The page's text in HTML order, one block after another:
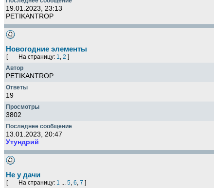
19.01.2023, 23:13
PETIKANTROP
Новогодние элементы
[ На страницу: 1, 2 ]
PETIKANTROP
19
3802
13.01.2023, 20:47
Утундрий
Не у дачи
[ На страницу: 1 ... 5, 6, 7 ]